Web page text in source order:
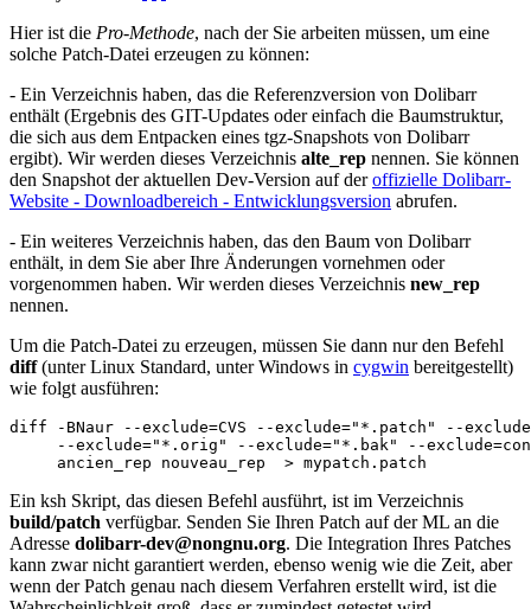
Hier ist die Pro-Methode, nach der Sie arbeiten müssen, um eine
solche Patch-Datei erzeugen zu können:
- Ein Verzeichnis haben, das die Referenzversion von Dolibarr
enthält (Ergebnis des GIT-Updates oder einfach die Baumstruktur,
die sich aus dem Entpacken eines tgz-Snapshots von Dolibarr
ergibt). Wir werden dieses Verzeichnis alte_rep nennen. Sie können
den Snapshot der aktuellen Dev-Version auf deroffizielle Dolibarr-
Website - Downloadbereich - Entwicklungsversion abrufen.
- Ein weiteres Verzeichnis haben, das den Baum von Dolibarr
enthält, in dem Sie aber Ihre Änderungen vornehmen oder
vorgenommen haben. Wir werden dieses Verzeichnis new_rep
nennen.
Um die Patch-Datei zu erzeugen, müssen Sie dann nur den Befehl
diff(unter Linux Standard, unter Windows in cygwin bereitgestellt)
wie folgt ausführen:
diff -BNaur --exclude=CVS --exclude="*.patch"
--exclude
     --exclude
="*.orig" --exclude="*.bak" --exclude=
Ein ksh Skript, das diesen Befehl ausführt, ist im Verzeichnis
build/patch verfügbar. Senden Sie Ihren Patch auf der ML an die
Adresse dolibarr-dev@nongnu.org. Die Integration Ihres Patches
kann zwar nicht garantiert werden, ebenso wenig wie die Zeit, aber
wenn der Patch genau nach diesem Verfahren erstellt wird, ist die